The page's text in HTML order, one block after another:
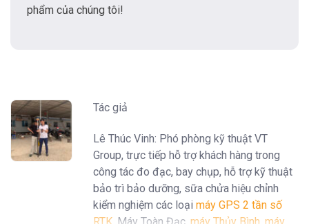
phẩm của chúng tôi!
Tác giả
Lê Thúc Vinh: Phó phòng kỹ thuật VT
Group, trực tiếp hỗ trợ khách hàng trong
công tác đo đạc, bay chụp, hỗ trợ kỹ thuật
bảo trì bảo dưỡng, sữa chửa hiệu chỉnh
kiểm nghiệm các loại máy GPS 2 tần số
RTK , Máy Toàn Đạc, máy Thủy Bình máy